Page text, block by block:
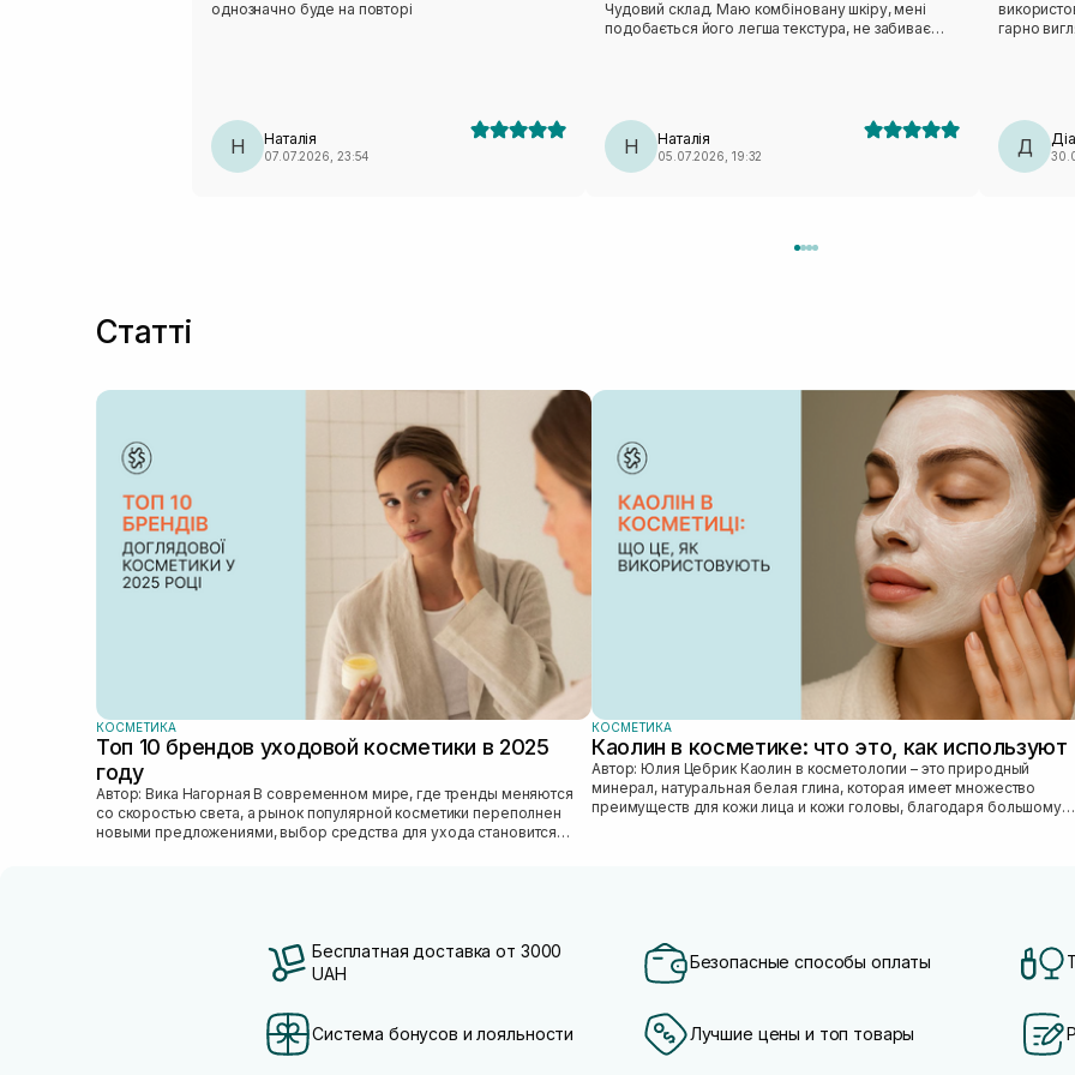
однозначно буде на повторі
Н Наталія
07.07.2026, 23:54
Чудовий склад. Маю комбіновану шкіру, мені
подобається його легша текстура, не забиває
Н Наталія
05.07.2026, 19:32
гарно
Д
Статті
КОСМЕТИКА
Топ 10 брендов уходовой косметики в 2025
году
Автор: Вика Нагорная В современном мире, где тренды меняются
со скоростью света, а рынок популярной косметики переполнен
новыми предложениями, выбор средства для ухода становится
КОСМЕТИКА
Каолин в косметике: что это, как используют
Автор: Юлия Цебрик Каолин в косметологии – это природный
минерал, натуральная белая глина, которая имеет множество
преимуществ для кожи лица и кожи головы, благодаря большому
Бесплатная доставка от 3000
UAH
Безопасные способы оплаты
Система бонусов и лояльности Лучшие цены и топ товары